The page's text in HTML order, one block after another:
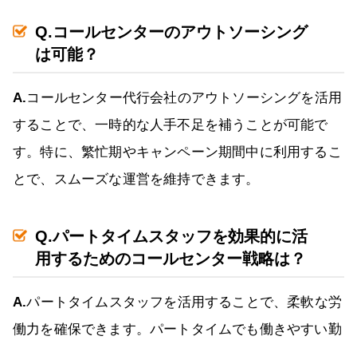
Q.コールセンターのアウトソーシング
は可能？
A.コールセンター代行会社のアウトソーシングを活用
することで、一時的な人手不足を補うことが可能で
す。特に、繁忙期やキャンペーン期間中に利用するこ
とで、スムーズな運営を維持できます。
Q.パートタイムスタッフを効果的に活
用するためのコールセンター戦略は？
A.パートタイムスタッフを活用することで、柔軟な労
働力を確保できます。パートタイムでも働きやすい勤